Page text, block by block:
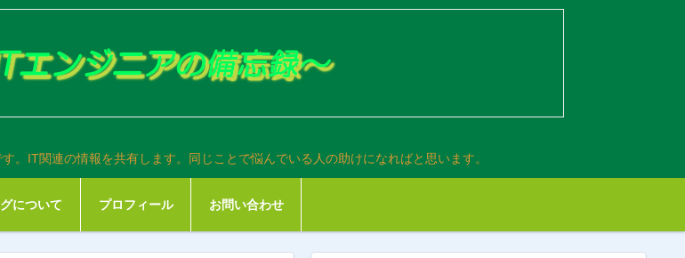
。IT関連の情報を共有します。同じことで悩んでいる人の助けになればと思います。
について プロフィール お問い合わせ